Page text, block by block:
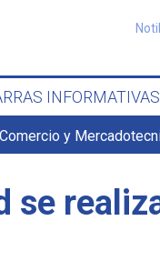
INFORMATIVAS
Comercio y